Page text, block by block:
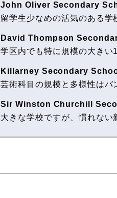
John Oliver Secondary
留学生少なめの活気のある学
David Thompson
学区内でも特に規模の大きい
Killarney Secondary
芸術科目の規模と多様性はバ
Sir Winston Churchill
大きな学校ですが、慣れない